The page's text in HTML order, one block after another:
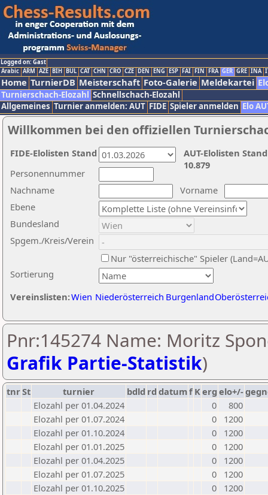
Logged on: Gast
Arabic ARM AZE BIH BUL CAT CHN CRO CZE DEN ENG ESP FAI FIN FRA GER GRE INA
Home TurnierDB Meisterschaft Foto-Galerie Meldekartei
Turnierschach-Elozahl Schnellschach-Elozahl
Allgemeines Turnier anmelden: AUT FIDE Spieler anmelden Elo
Willkommen bei den offiziellen
Nachname
Vorname
Ebene
Sortierung
Personennummer
Bundesland
Spgem./Kreis/Verein
Nur "österreichische" Spieler
Vereinslisten:Wien Niederösterreich Burgenland
AUT-Elolisten
10.879
FIDE-Elolisten Stand
Pnr:145274 Name: Moritz
Grafik Partie-Statistik)
tnrSt turnier bdld rd datumf Kerg elo+/-
Elozahl per 01.04.2024
0
800
Elozahl per 01.07.2024
0
1200
Elozahl per 01.10.2024
0
1200
Elozahl per 01.01.2025
0
1200
Elozahl per 01.04.2025
0
1200
Elozahl per 01.07.2025
0
1200
Elozahl per 01.10.2025
0
1200